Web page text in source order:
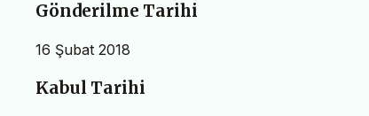
Gönderilme Tarihi
16 Şubat 2018
Kabul Tarihi